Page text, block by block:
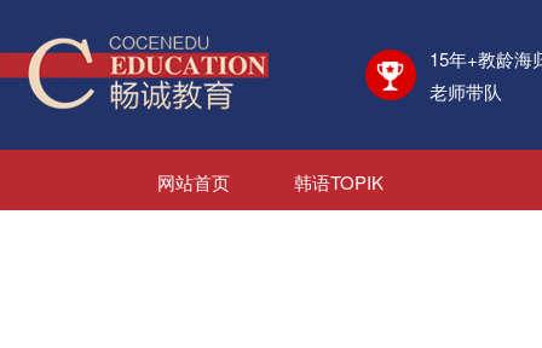
15年+教龄海
老师带队
网站首页 韩语TOPIK